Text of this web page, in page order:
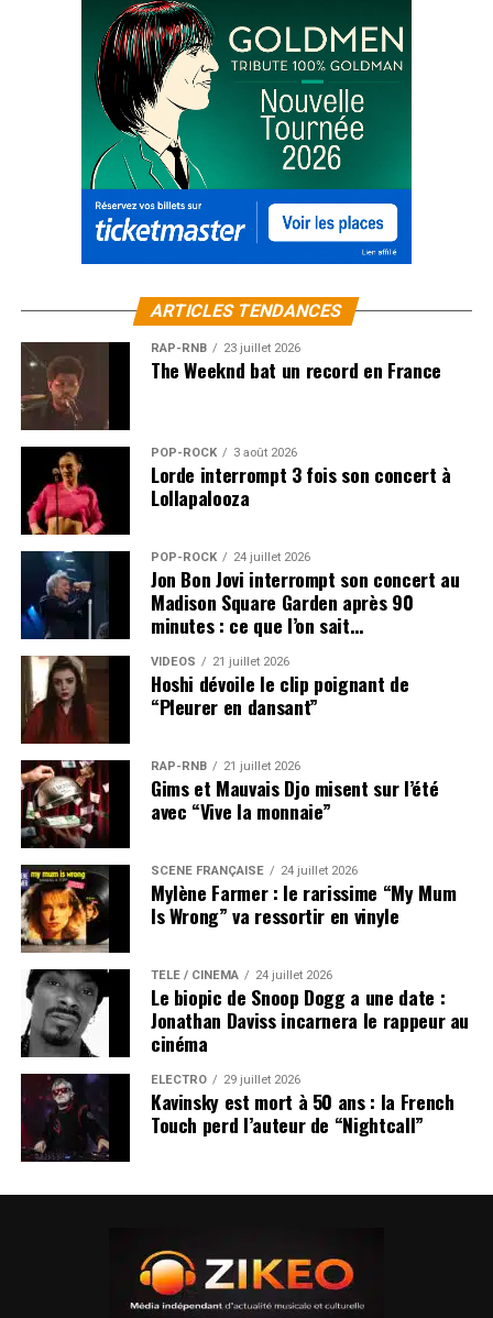
ARTICLES TENDANCES
RAP-RNB 23 juillet 2026
The Weeknd bat un record en France
POP-ROCK 3 août 2026
Lorde interrompt 3 fois son concert à
Lollapalooza
POP-ROCK 24 juillet 2026
Jon Bon Jovi interrompt son concert au
Madison Square Garden après 90
minutes : ce que l’on sait…
VIDEOS 21 juillet 2026
Hoshi dévoile le clip poignant de
“Pleurer en dansant”
RAP-RNB 21 juillet 2026
Gims et Mauvais Djo misent sur l’été
avec “Vive la monnaie”
SCÈNE FRANÇAISE 24 juillet 2026
Mylène Farmer : le rarissime “My Mum
Is Wrong” va ressortir en vinyle
TÉLÉ / CINÉMA 24 juillet 2026
Le biopic de Snoop Dogg a une date :
Jonathan Daviss incarnera le rappeur au
cinéma
ÉLECTRO 29 juillet 2026
Kavinsky est mort à 50 ans : la French
Touch perd l’auteur de “Nightcall”